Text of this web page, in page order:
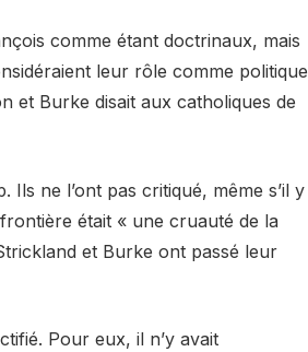
comme étant doctrinaux, mais
leur rôle comme politique
et Burke disait aux catholiques de
ne l’ont pas critiqué, même s’il y
était « une cruauté de la
et Burke ont passé leur
Pour eux, il n’y avait